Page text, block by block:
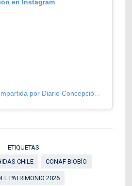
en Instagram
ETIQUETAS
CHILE
CONAF BIOBÍO
PATRIMONIO 2026